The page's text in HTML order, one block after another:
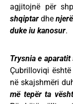
agjitojnë për
shqiptar dhe
duke iu kanosur.
Trysnia e
Çubrilloviqi është
në skajshmëri
më tepër ta